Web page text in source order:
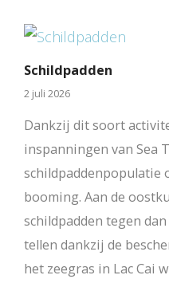
Schildpadden
2 juli 2026
Dankzij dit soort
inspanningen van Sea
schildpaddenpopulatie
booming. Aan de
schildpadden tegen
tellen dankzij de
het zeegras in Lac Cai